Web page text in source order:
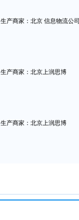
生产商家：北京 信息物流公司
生产商家：北京上润思博
生产商家：北京上润思博